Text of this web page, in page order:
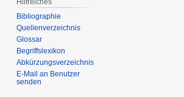
Bibliographie
Quellenverzeichnis
Glossar
Begriffslexikon
Abkürzungsverzeichnis
E-Mail an Benutzer
senden